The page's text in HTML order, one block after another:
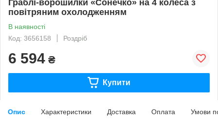
Граблі-ворошилки «Сонечко» на 4 колеса з
повітряним охолодженням
В наявності
Код: 3656158
Роздріб
6 594 ₴
Купити
Опис Характеристики Доставка Оплата Умови